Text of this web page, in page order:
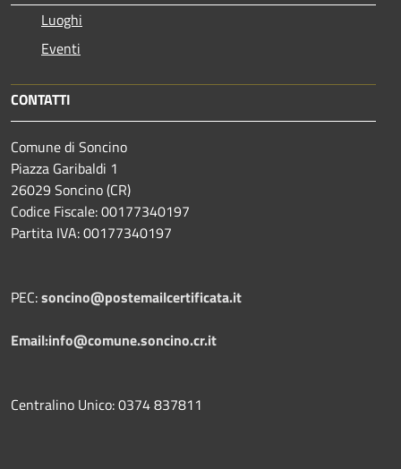
Luoghi
Eventi
CONTATTI
Comune di Soncino
Piazza Garibaldi 1
26029 Soncino (CR)
Codice Fiscale: 00177340197
Partita IVA: 00177340197
PEC:soncino@postemailcertificata.it
Email:info@comune.soncino.cr.it
Centralino Unico: 0374 837811